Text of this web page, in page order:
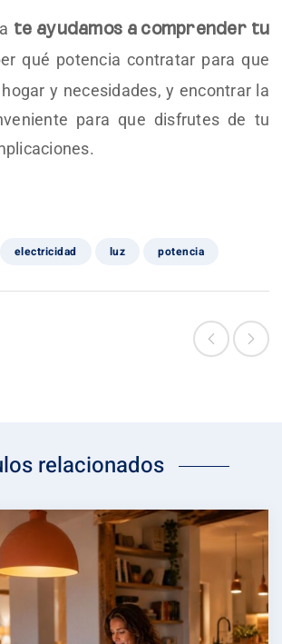
te ayudamos a comprender tu
qué potencia contratar para que
y necesidades, y encontrar la
para que disfrutes de tu
electricidad luz potencia
relacionados